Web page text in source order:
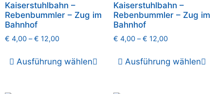
Kaiserstuhlbahn –
Rebenbummler – Zug im
Bahnhof
€ 4,00 –€ 12,00
Ausführung wählen
Kaiserstuhlbahn –
Rebenbummler – Zug im
Bahnhof
€ 4,00–€ 12,00
Ausführung wählen